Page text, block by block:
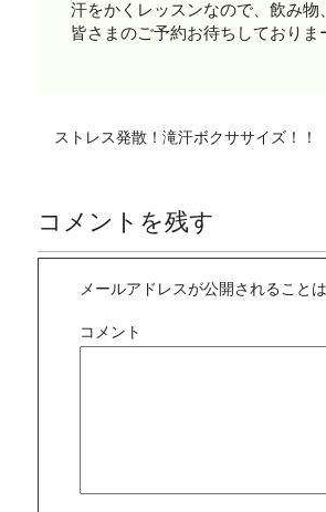
汗をかくレッスンなので、飲み物
皆さまのご予約お待ちしておりま
ストレス発散！滝汗ボクササイズ！！
コメントを残す
メールアドレスが公開されること
コメント